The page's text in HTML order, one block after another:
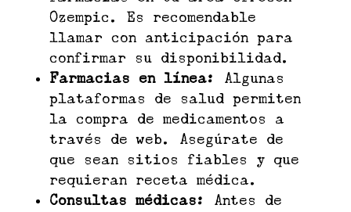
Ozempic. Es recomendable
llamar con anticipación para
confirmar su disponibilidad.
Farmacias en línea:
Algunas
plataformas de salud permiten
la compra de medicamentos a
través de web. Asegúrate de
que sean sitios fiables y que
requieran receta médica.
Consultas médicas:
Antes de